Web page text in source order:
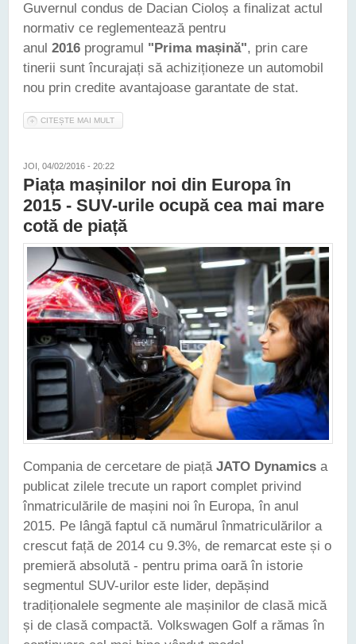
Guvernul condus de Dacian Cioloș a finalizat actul
normativ ce reglementează pentru
anul 2016 programul "Prima mașină", prin care
tinerii sunt încurajați să achiziționeze un automobil
nou prin credite avantajoase garantate de stat.
CITEȘTE MAI MULT
JOI, 04/02/2016 - 20:22
Piața mașinilor noi din Europa în
2015 - SUV-urile ocupă cea mai mare
cotă de piață
Compania de cercetare de piață JATO Dynamics a
publicat zilele trecute un raport complet privind
înmatriculările de mașini noi în Europa, în anul
2015. Pe lângă faptul că numărul înmatriculărilor a
crescut față de 2014 cu 9.3%, de remarcat este și o
premieră absolută - pentru prima oară în istorie
segmentul SUV-urilor este lider, depășind
tradiționalele segmente ale mașinilor de clasă mică
și de clasă compactă. Volkswagen Golf a rămas în